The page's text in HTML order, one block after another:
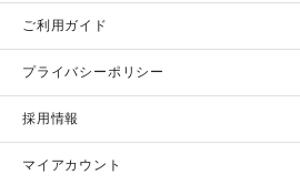
ご利用ガイド
プライバシーポリシー
採用情報
マイアカウント